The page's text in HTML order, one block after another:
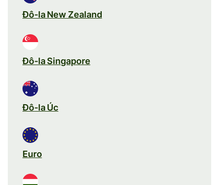
Đô-la New Zealand
Đô-la Singapore
Đô-la Úc
Euro